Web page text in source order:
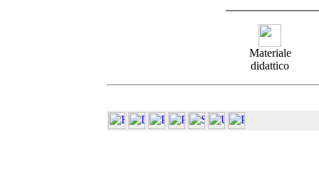
Materiale
didattico